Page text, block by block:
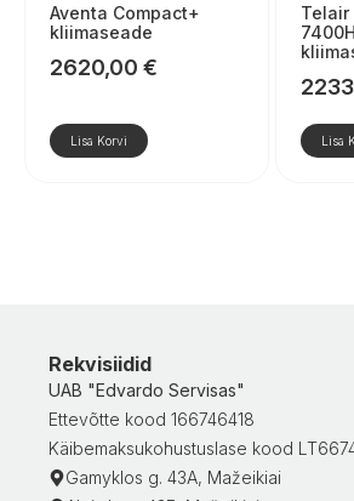
Aventa Compact+
kliimaseade
2620,00 €
Lisa Korvi
Telair
Lisa
Rekvisiidid
UAB "Edvardo Servisas"
Ettevõtte kood 166746418
Käibemaksukohustuslase kood
Gamyklos g. 43A, Mažeikiai